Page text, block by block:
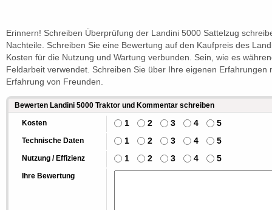
Erinnern! Schreiben Überprüfung der Landini 5000 Sattelzug
Nachteile. Schreiben Sie eine Bewertung auf den Kaufpreis des
Kosten für die Nutzung und Wartung verbunden. Sein, wie es
Feldarbeit verwendet. Schreiben Sie über Ihre eigenen Erfahrungen
Erfahrung von Freunden.
Bewerten Landini 5000 Traktor und Kommentar schreiben
Kosten 1 2 3 4 5
Technische Daten 1 2 3 4 5
Nutzung / Effizienz 1 2 3 4 5
Ihre Bewertung